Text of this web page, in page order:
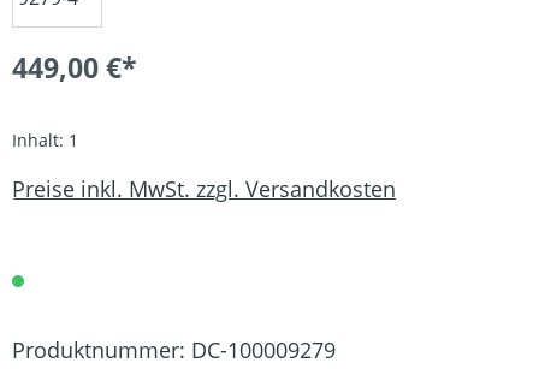
449,00 €*
Inhalt: 1
Preise inkl. MwSt. zzgl. Versandkosten
Produktnummer: DC-100009279